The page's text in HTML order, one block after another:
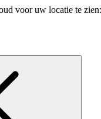
voor uw locatie te zien: